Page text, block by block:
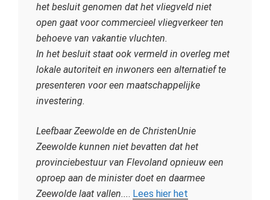
het besluit genomen dat het vliegveld niet
open gaat voor commercieel vliegverkeer ten
behoeve van vakantie vluchten.
In het besluit staat ook vermeld in overleg met
lokale autoriteit en inwoners een alternatief te
presenteren voor een maatschappelijke
investering.
Leefbaar Zeewolde en de ChristenUnie
Zeewolde kunnen niet bevatten dat het
provinciebestuur van Flevoland opnieuw een
oproep aan de minister doet en daarmee
Zeewolde laat vallen.... Lees hier het